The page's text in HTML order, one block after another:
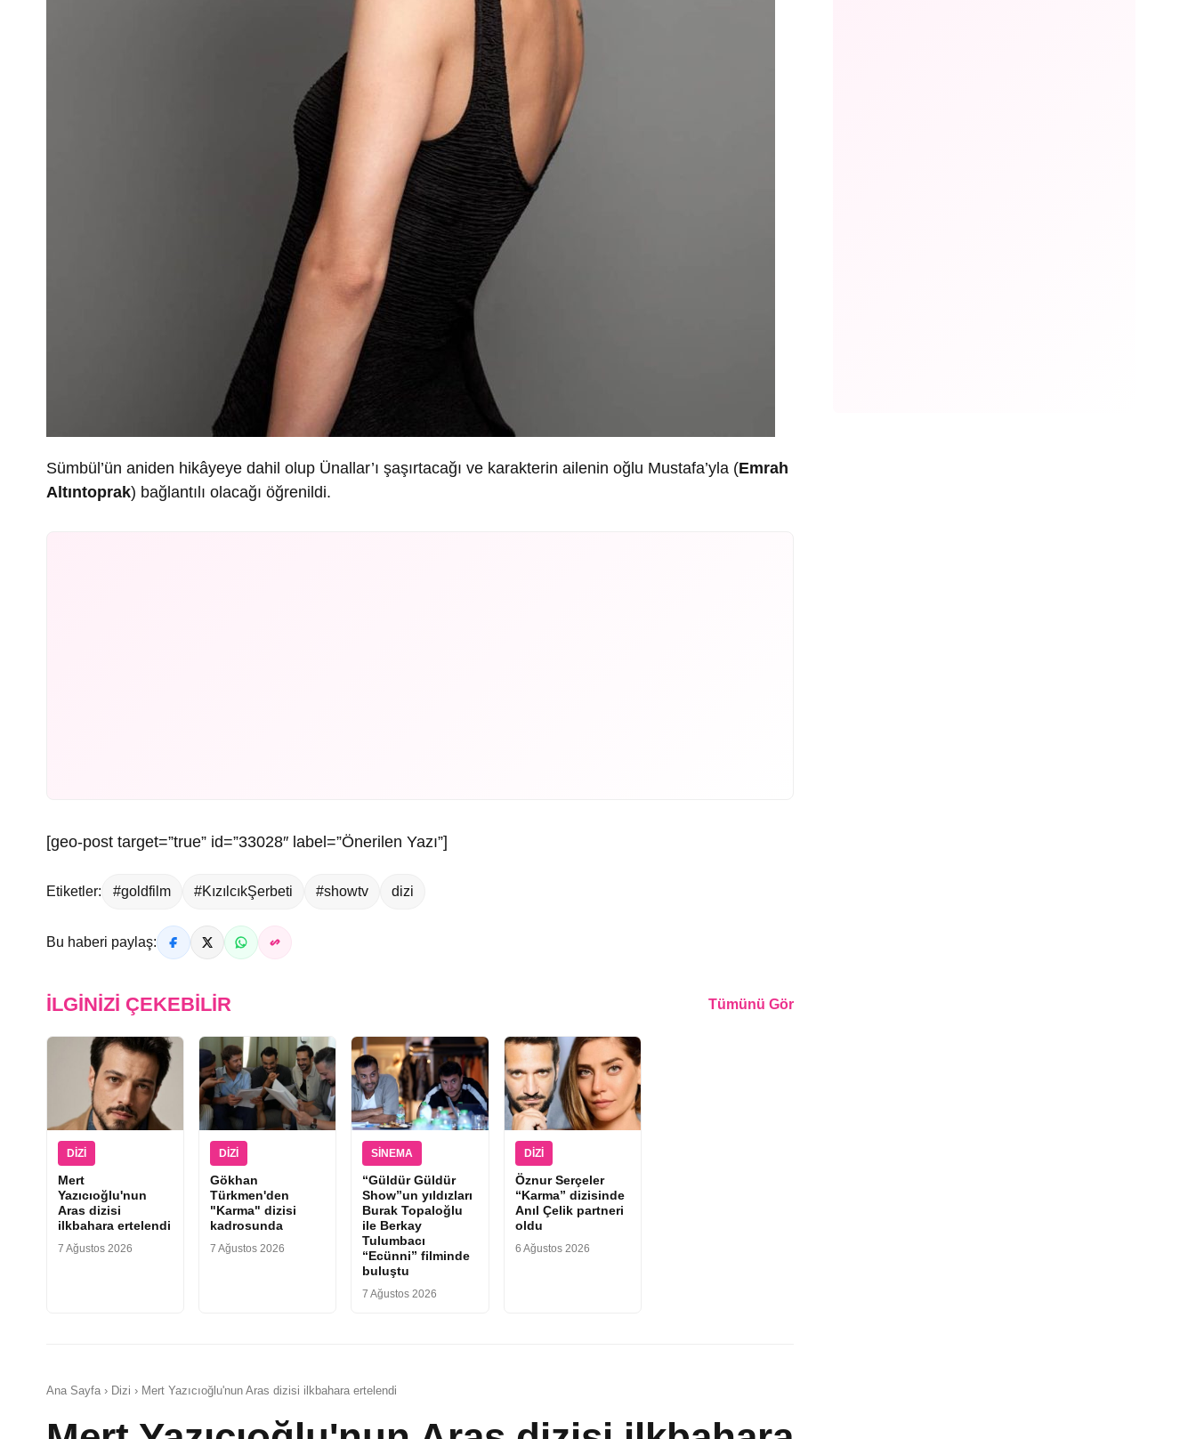
Sümbül’ün aniden hikâyeye dahil olup Ünallar’ı şaşırtacağı ve karakterin ailenin oğlu Mustafa’yla (Emrah
Altıntoprak) bağlantılı olacağı öğrenildi.
[geo-post target=”true” id=”33028″ label=”Önerilen Yazı”]
Etiketler: #goldfilm #KızılcıkŞerbeti #showtv dizi
Bu haberi paylaş:
İLGINIZI ÇEKEBILIR Tümünü Gör
DIZI
Mert
Yazıcıoğlu'nun
Aras dizisi
ilkbahara ertelendi
7 Ağustos 2026
DIZI
Gökhan
Türkmen'den
"Karma" dizisi
kadrosunda
7 Ağustos 2026
SINEMA
“Güldür Güldür
Show”un yıldızları
Burak Topaloğlu
ile Berkay
Tulumbacı
“Ecünni” filminde
buluştu
7 Ağustos 2026
DIZI
Öznur Serçeler
“Karma” dizisinde
Anıl Çelik partneri
oldu
6 Ağustos 2026
Ana Sayfa › Dizi › Mert Yazıcıoğlu'nun Aras dizisi ilkbahara ertelendi